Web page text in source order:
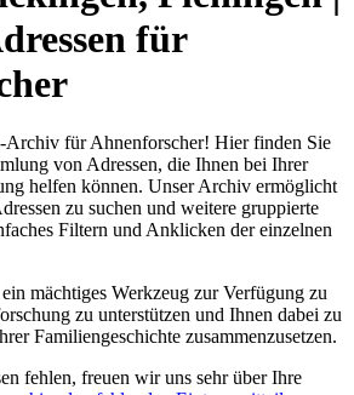
für
Archiv für Ahnenforscher! Hier finden Sie
von Adressen, die Ihnen bei Ihrer
helfen können. Unser Archiv ermöglicht
zu suchen und weitere gruppierte
Filtern und Anklicken der einzelnen
mächtiges Werkzeug zur Verfügung zu
zu unterstützen und Ihnen dabei zu
Familiengeschichte zusammenzusetzen.
fehlen, freuen wir uns sehr über Ihre